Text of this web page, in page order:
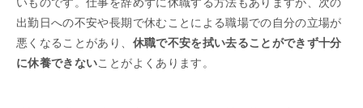
出勤日への不安や長期で休むことによる職場での自分の立場が
悪くなることがあり、 休職で不安を拭い去ることができず十分
に休養できないことがよくあります。